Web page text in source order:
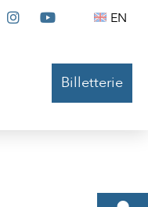
Le

Le
 EN
Billetterie